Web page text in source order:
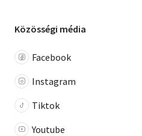
Közösségi média
Facebook
Instagram
Tiktok
Youtube